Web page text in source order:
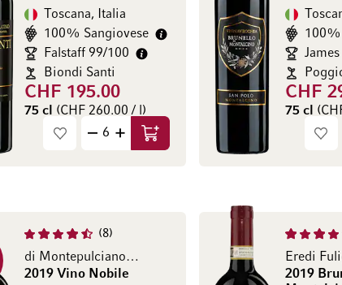
Toscana, Italia
100% Sangiovese
Falstaff 99/100
Biondi Santi
CHF 195.00
75 cl (CHF 260.00 / l)
Aggiungi al Carrello
100%
CHF
75 cl
8
di Montepulciano DOCG
2019 Vino Nobile
Eredi
2019